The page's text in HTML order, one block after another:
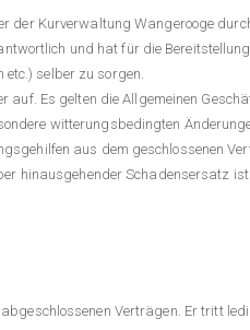
Kurverwaltung Wangerooge
und hat für die
selber zu sorgen.
Es gelten die Allgemeinen
witterungsbedingten
aus dem geschlossenen
hinausgehender Schadensersatz ist
Verträgen. Er tritt